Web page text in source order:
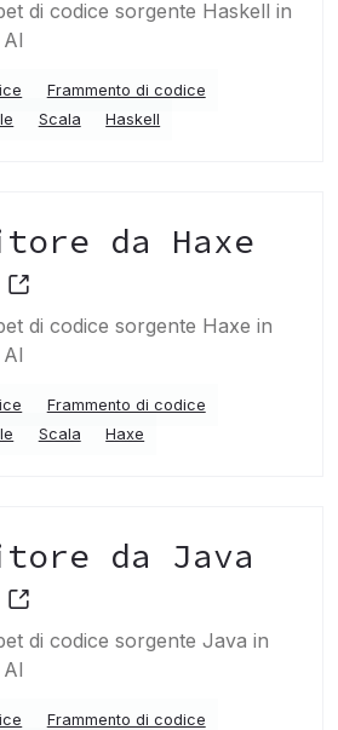
di codice sorgente Haskell in
Frammento di codice
Scala Haskell
da Haxe
di codice sorgente Haxe in
Frammento di codice
Scala Haxe
da Java
di codice sorgente Java in
Frammento di codice